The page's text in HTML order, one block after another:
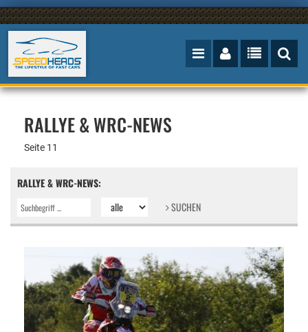
RALLYE & WRC-NEWS
Seite 11
RALLYE & WRC-NEWS:
SUCHEN